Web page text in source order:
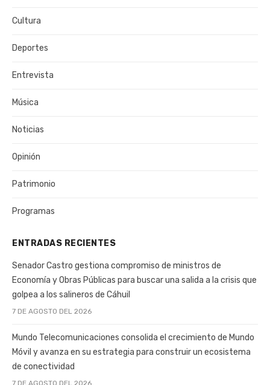
Cultura
Deportes
Entrevista
Música
Noticias
Opinión
Patrimonio
Programas
ENTRADAS RECIENTES
Senador Castro gestiona compromiso de ministros de
Economía y Obras Públicas para buscar una salida a la crisis que
golpea a los salineros de Cáhuil
7 DE AGOSTO DEL 2026
Mundo Telecomunicaciones consolida el crecimiento de Mundo
Móvil y avanza en su estrategia para construir un ecosistema
de conectividad